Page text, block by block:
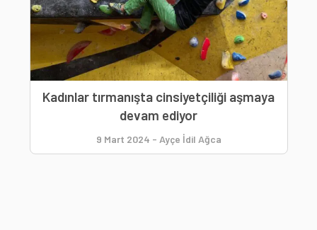
Kadınlar tırmanışta cinsiyetçiliği aşmaya
devam ediyor
9 Mart 2024 - Ayçe İdil Ağca